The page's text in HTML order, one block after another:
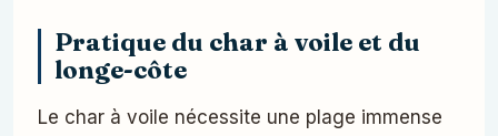
Pratique du char à voile et du
longe-côte
Le char à voile nécessite une plage immense